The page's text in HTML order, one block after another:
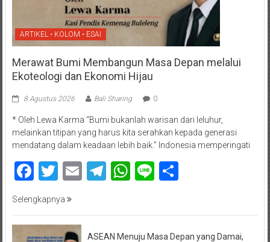
ARTIKEL • KOLOM • ESAI
Merawat Bumi Membangun Masa Depan melalui
Ekoteologi dan Ekonomi Hijau
8 Agustus 2026 Bali Sharing 0
* Oleh Lewa Karma “Bumi bukanlah warisan dari leluhur,
melainkan titipan yang harus kita serahkan kepada generasi
mendatang dalam keadaan lebih baik.” Indonesia memperingati
Facebook
Twitter
EmailTelegram
WhatsApp
LineShare
Selengkapnya
ASEAN Menuju Masa Depan yang Damai,